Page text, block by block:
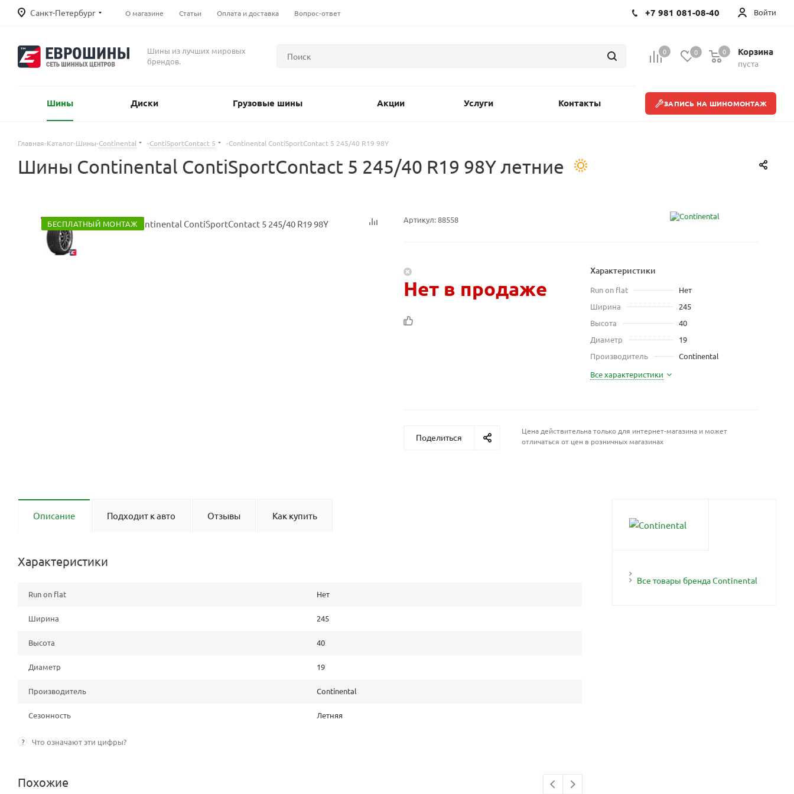
Санкт-Петербург О магазине Статьи Оплата и доставка Вопрос-ответ Войти
+7 981 081-08-40
Шины из лучших мировых
брендов.
0 0 Корзина
пуста
0
Шины Диски Грузовые шины Акции Услуги Контакты ЗАПИСЬ НА ШИНОМОНТАЖ
Главная-Каталог-Шины-Continental -ContiSportContact 5 -Continental ContiSportContact 5 245/40 R19 98Y
Шины Continental ContiSportContact 5 245/40 R19 98Y летние
БЕСПЛАТНЫЙ МОНТАЖ Артикул:88558
Нет в продаже
Характеристики
Run on flat
Нет
Ширина
245
Высота
40
Диаметр
19
Производитель
Continental
Все характеристики
Поделиться
Цена действительна только для интернет-магазина и может
отличаться от цен в розничных магазинах
Описание Подходит к авто Отзывы Как купить
Характеристики
Run on flat Нет
Ширина 245
Высота 40
Диаметр 19
Производитель Continental
Сезонность Летняя
? Что означают эти цифры?
Похожие
Все товары бренда Continental